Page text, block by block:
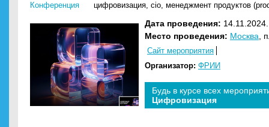
Конференция цифровизация, cio, менеджмент продуктов
Дата проведения:
Место проведения: Москва ,
Сайт мероприятия
Организатор: ФРИИ
Будь в курсе всех
Цифровизация